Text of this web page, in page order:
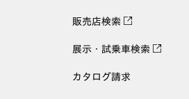
販売店検索
展示・試乗車検索
カタログ請求